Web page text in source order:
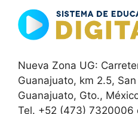
Nueva Zona UG:
Guanajuato, km 2.5,
Guanajuato, Gto.,
Tel. +52 (473) 7320006